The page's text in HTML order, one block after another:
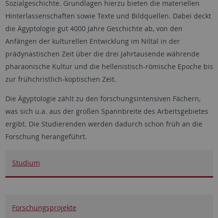
Sozialgeschichte. Grundlagen hierzu bieten die materiellen
Hinterlassenschaften sowie Texte und Bildquellen. Dabei deckt
die Ägyptologie gut 4000 Jahre Geschichte ab, von den
Anfängen der kulturellen Entwicklung im Niltal in der
prädynastischen Zeit über die drei Jahrtausende währende
pharaonische Kultur und die hellenistisch-römische Epoche bis
zur frühchristlich-koptischen Zeit.
Die Ägyptologie zählt zu den forschungsintensiven Fächern,
was sich u.a. aus der großen Spannbreite des Arbeitsgebietes
ergibt. Die Studierenden werden dadurch schon früh an die
Forschung herangeführt.
Studium
Forschungsprojekte